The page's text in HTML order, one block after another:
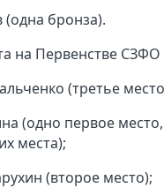
бронза).
на Первенстве СЗФО
(третье
(одно первое
места);
(второе место);